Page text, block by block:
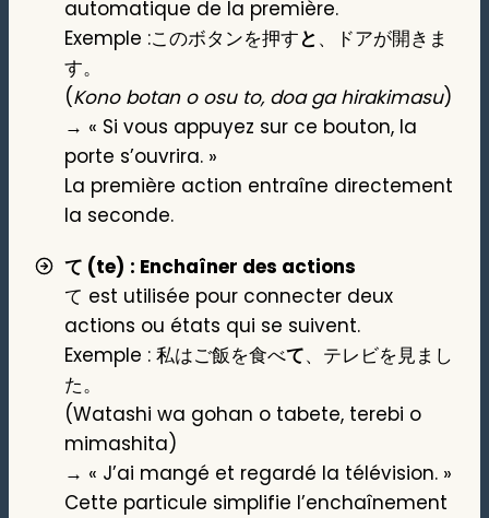
automatique de la première.
Exemple :このボタンを押すと、ドアが開きま
す。
(Kono botan o osu to, doa ga hirakimasu)
→ « Si vous appuyez sur ce bouton, la
porte s’ouvrira. »
La première action entraîne directement
la seconde.
て (te) : Enchaîner des actions
て est utilisée pour connecter deux
actions ou états qui se suivent.
Exemple : 私はご飯を食べて、テレビを見まし
た。
(Watashi wa gohan o tabete, terebi o
mimashita)
→ « J’ai mangé et regardé la télévision. »
Cette particule simplifie l’enchaînement